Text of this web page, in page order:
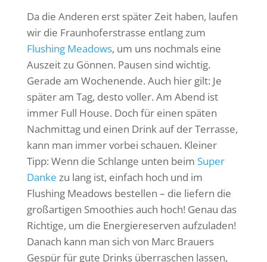
Da die Anderen erst später Zeit haben, laufen
wir die Fraunhoferstrasse entlang zum
Flushing Meadows, um uns nochmals eine
Auszeit zu Gönnen. Pausen sind wichtig.
Gerade am Wochenende. Auch hier gilt: Je
später am Tag, desto voller. Am Abend ist
immer Full House. Doch für einen späten
Nachmittag und einen Drink auf der Terrasse,
kann man immer vorbei schauen. Kleiner
Tipp: Wenn die Schlange unten beim Super
Danke zu lang ist, einfach hoch und im
Flushing Meadows bestellen – die liefern die
großartigen Smoothies auch hoch! Genau das
Richtige, um die Energiereserven aufzuladen!
Danach kann man sich von Marc Brauers
Gespür für gute Drinks überraschen lassen,